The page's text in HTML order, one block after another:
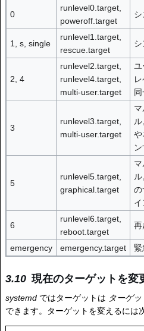
0
runlevel0.target,
poweroff.target
シ
1, s, single
runlevel1.target,
rescue.target
シ
2, 4
runlevel2.target,
runlevel4.target,
multi-user.target
同
3
runlevel3.target,
multi-user.target
や
5
runlevel5.target,
graphical.target
の
イ
6
runlevel6.target,
reboot.target
再
emergency emergency.target 緊
現在のターゲットを変
systemd ではターゲットは ターゲ
できます。ターゲットを変えるには